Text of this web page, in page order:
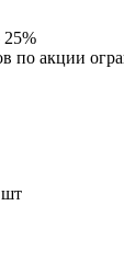
по акции
шт